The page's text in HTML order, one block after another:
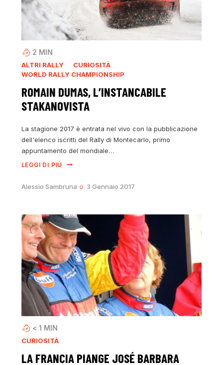
2 MIN
ALTRI RALLY
CURIOSITÀ
WORLD RALLY CHAMPIONSHIP
ROMAIN DUMAS, L’INSTANCABILE
STAKANOVISTA
La stagione 2017 è entrata nel vivo con la pubblicazione
dell'elenco iscritti del Rally di Montecarlo, primo
appuntamento del mondiale…
LEGGI DI PIÙ
Alessio Sambruna 3 Gennaio 2017
< 1 MIN
CURIOSITÀ
LA FRANCIA PIANGE JOSÉ BARBARA